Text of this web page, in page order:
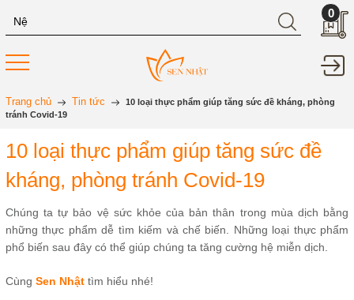
0
Trang chủ Tin tức
10 loại thực phẩm giúp tăng sức đề kháng, phòng
tránh Covid-19
10 loại thực phẩm giúp tăng sức đề
kháng, phòng tránh Covid-19
Chúng ta tự bảo vệ sức khỏe của bản thân trong mùa dịch bằng
những thực phẩm dễ tìm kiếm và chế biến. Những loại thực phẩm
phổ biến sau đây có thể giúp chúng ta tăng cường hệ miễn dịch.
Cùng Sen Nhật tìm hiểu nhé!